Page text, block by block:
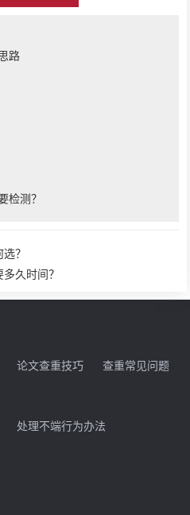
路
检测？
？
久时间？
论文查重技巧 查重常见问题
处理不端行为办法